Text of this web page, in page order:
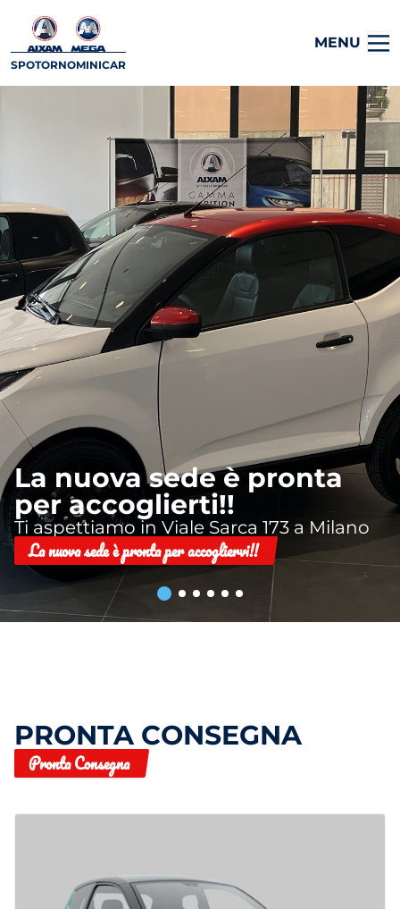
SPOTORNOMINICAR
MENU
La nuova sede è pronta
per accoglierti!!
Ti aspettiamo in Viale Sarca 173 a Milano
La nuova sede è pronta per accogliervi!!
PRONTA CONSEGNA
Pronta Consegna